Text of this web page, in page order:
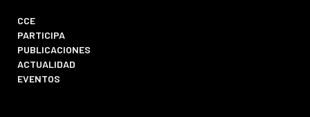
CCE
PARTICIPA
PUBLICACIONES
ACTUALIDAD
EVENTOS